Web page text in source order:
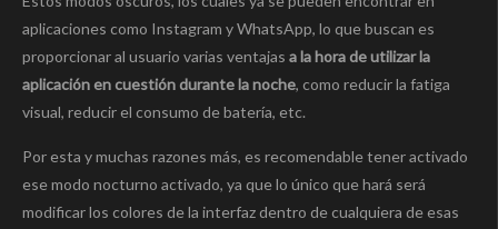
aplicaciones como Instagram y WhatsApp, lo que buscan es
proporcionar al usuario varias ventajas a la hora de utilizar la
aplicación en cuestión durante la noche, como reducir la fatiga
visual, reducir el consumo de batería, etc.
Por esta y muchas razones más, es recomendable tener activado
ese modo nocturno activado, ya que lo único que hará será
modificar los colores de la interfaz dentro de cualquiera de esas